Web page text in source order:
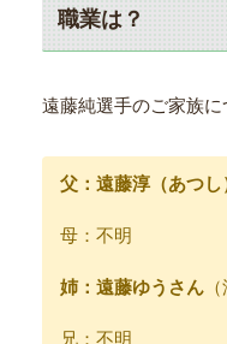
職業は？
遠藤純選手のご家族に
父：遠藤淳（あつし
母：不明
姉：遠藤ゆうさん
兄：不明